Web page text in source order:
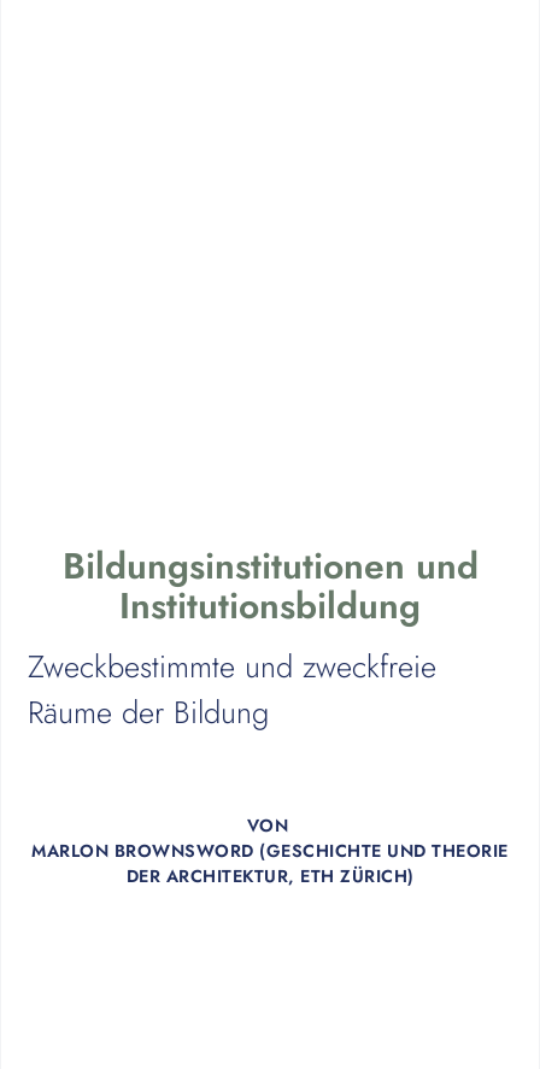
Bildungsinstitutionen und
Institutionsbildung
Zweckbestimmte und zweckfreie
Räume der Bildung
VON
MARLON BROWNSWORD (GESCHICHTE UND THEORIE
DER ARCHITEKTUR, ETH ZÜRICH)